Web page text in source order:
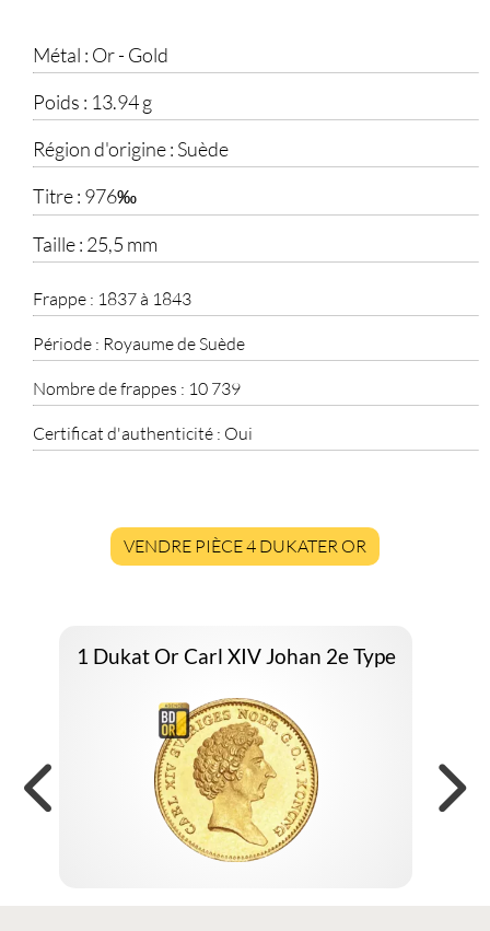
Métal : Or - Gold
Poids : 13.94 g
Région d'origine : Suède
Titre : 976‰
Taille : 25,5 mm
Frappe : 1837 à 1843
Période : Royaume de Suède
Nombre de frappes : 10 739
Certificat d'authenticité : Oui
VENDRE PIÈCE 4 DUKATER OR
1 Dukat Or Carl XIV Johan 2e Type